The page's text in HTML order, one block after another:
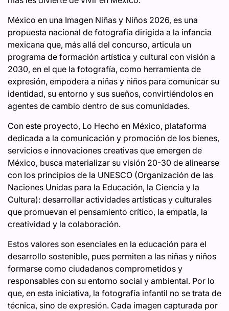
México en una Imagen Niñas y Niños 2026, es una
propuesta nacional de fotografía dirigida a la infancia
mexicana que, más allá del concurso, articula un
programa de formación artística y cultural con visión a
2030, en el que la fotografía, como herramienta de
expresión, empodera a niñas y niños para comunicar su
identidad, su entorno y sus sueños, convirtiéndolos en
agentes de cambio dentro de sus comunidades.
Con este proyecto, Lo Hecho en México, plataforma
dedicada a la comunicación y promoción de los bienes,
servicios e innovaciones creativas que emergen de
México, busca materializar su visión 20-30 de alinearse
con los principios de la UNESCO (Organización de las
Naciones Unidas para la Educación, la Ciencia y la
Cultura): desarrollar actividades artísticas y culturales
que promuevan el pensamiento crítico, la empatía, la
creatividad y la colaboración.
Estos valores son esenciales en la educación para el
desarrollo sostenible, pues permiten a las niñas y niños
formarse como ciudadanos comprometidos y
responsables con su entorno social y ambiental. Por lo
que, en esta iniciativa, la fotografía infantil no se trata de
técnica, sino de expresión. Cada imagen capturada por